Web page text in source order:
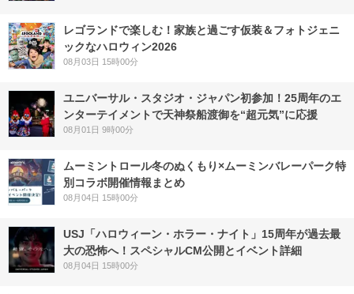
レゴランドで楽しむ！家族と過ごす仮装＆フォトジェニ
ックなハロウィン2026
08月03日 15時00分
ユニバーサル・スタジオ・ジャパン初参加！25周年のエ
ンターテイメントで天神祭船渡御を“超元気”に応援
08月01日 9時00分
ムーミントロール冬のぬくもり×ムーミンバレーパーク特
別コラボ開催情報まとめ
08月04日 15時00分
USJ「ハロウィーン・ホラー・ナイト」15周年が過去最
大の恐怖へ！スペシャルCM公開とイベント詳細
08月04日 15時00分